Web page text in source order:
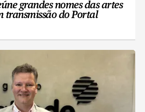
grandes nomes das artes
transmissão do Portal